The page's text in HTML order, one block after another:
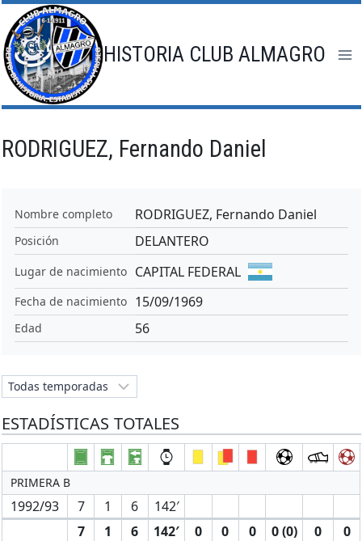
Saltar
al
contenido
HISTORIA CLUB ALMAGRO
RODRIGUEZ, Fernando Daniel
Nombre completo RODRIGUEZ, Fernando Daniel
Posición DELANTERO
Lugar de nacimiento CAPITAL FEDERAL
Fecha de nacimiento 15/09/1969
Edad 56
ESTADÍSTICAS TOTALES
PRIMERA B
1992/93 7 1 6
142′
7
1 6 142′ 0 0 0 0 (0) 0 0